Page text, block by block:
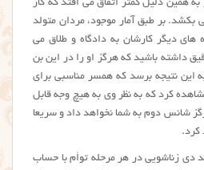
همین دلیل کمتر اتفاق می افتد که کار
بکشد. بر طبق آمار موجود، مردان متولد
های دیگر کارشان به دادگاه و طلاق می
داشته باشید که هرگز او را در این بن
این نتیجه برسد که همسر مناسبی برای
کرد که به نظر وی به هیچ وجه قابل
شانس دوم به شما نخواهد داد و سریعا
کرد.
دی زناشویی در هر مرحله توأم با حساب